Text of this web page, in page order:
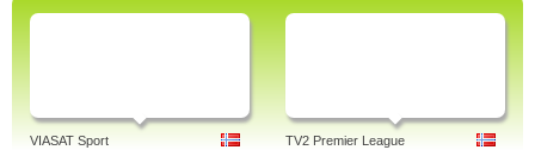
VIASAT Sport TV2 Premier League